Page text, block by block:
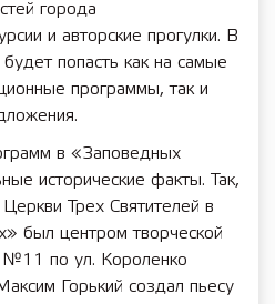
города
и авторские прогулки. В
попасть как на самые
программы, так и
в «Заповедных
исторические факты. Так,
Трех Святителей в
был центром творческой
№11 по ул. Короленко
Горький создал пьесу